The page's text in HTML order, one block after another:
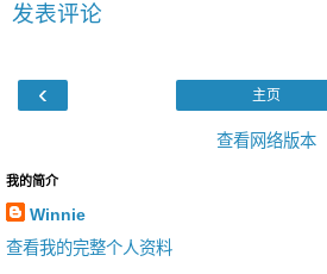
发表评论
‹ 主页
查看网络版本
我的简介
Winnie
查看我的完整个人资料